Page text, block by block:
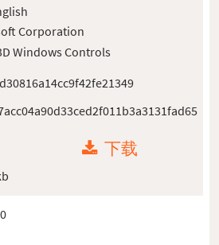
Corporation
Windows Controls
下载